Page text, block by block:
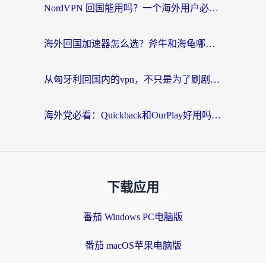
NordVPN 回国能用吗？一个海外用户必须面对的真实困境
海外回国加速器怎么选？斧牛和海龟哪个好？一篇帮你避开坑的实用指南
从匈牙利回国内的vpn，不只是为了刷剧那么简单
海外党必看：Quickback和OurPlay好用吗？3分钟选对回国加速器，无缝刷剧玩游戏
下载应用
番茄 Windows PC电脑版
番茄 macOS苹果电脑版